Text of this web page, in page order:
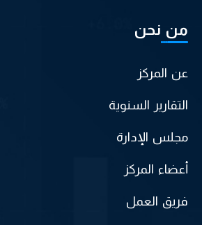
من نحن
عن المركز
التقارير السنوية
مجلس الإدارة
أعضاء المركز
فريق العمل